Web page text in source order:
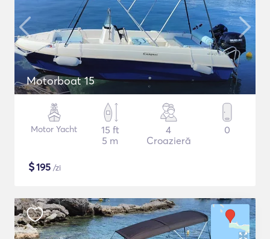
Motorboat 15
Motor Yacht
15 ft
5 m
4
Croazieră
0
$195 /zi